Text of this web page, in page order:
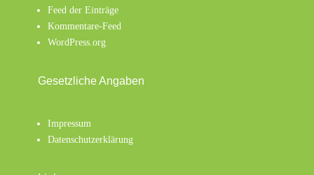
Feed der Einträge
Kommentare-Feed
WordPress.org
Gesetzliche Angaben
Impressum
Datenschutzerklärung